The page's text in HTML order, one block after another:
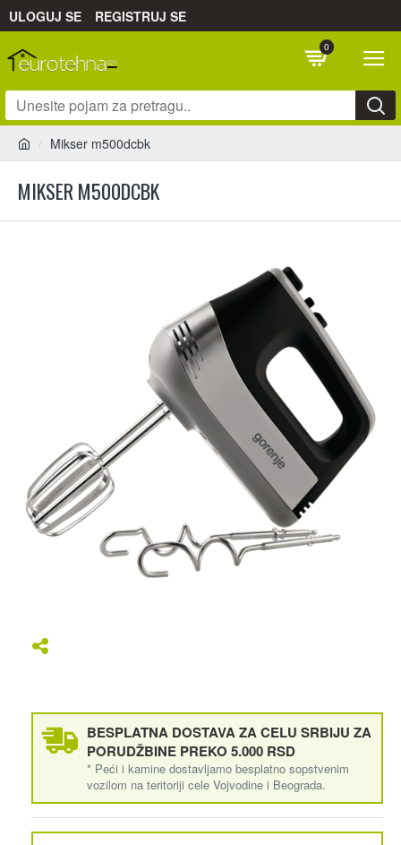
ULOGUJ SE REGISTRUJ SE
0
Mikser m500dcbk
MIKSER M500DCBK
BESPLATNA DOSTAVA ZA CELU SRBIJU ZA
PORUDŽBINE PREKO 5.000 RSD
* Peći i kamine dostavljamo besplatno sopstvenim
vozilom na teritoriji cele Vojvodine i Beograda.